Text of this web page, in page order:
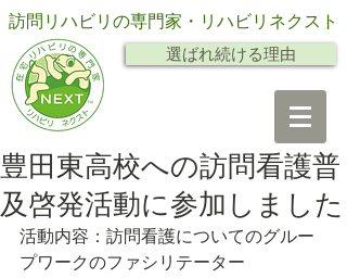
選ばれ続ける理由
訪問リハビリの専門家・リハビリネクスト
豊田東高校への訪問看護普
及啓発活動に参加しました
活動内容：訪問看護についてのグルー
プワークのファシリテーター